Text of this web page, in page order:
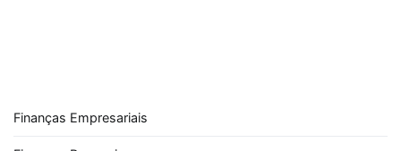
Finanças Empresariais